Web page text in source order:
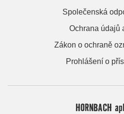
Společenská
Ochrana údajů
Zákon o ochraně
Prohlášení o
HORNBACH